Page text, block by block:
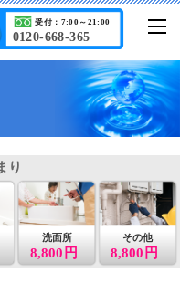
0120-668-365
受付：7:00～21:00
洗面所
8,800円
その他
8,800円
り